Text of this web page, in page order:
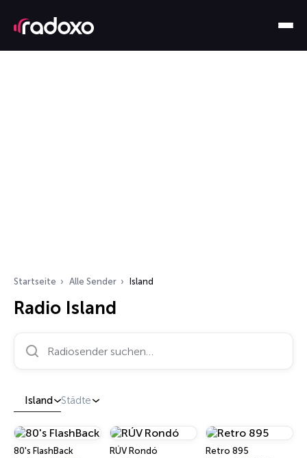
Startseite Alle Sender Island
Radio Island
Radiosender suchen…
Island Städte
80's FlashBack RÚV Rondó Retro 895